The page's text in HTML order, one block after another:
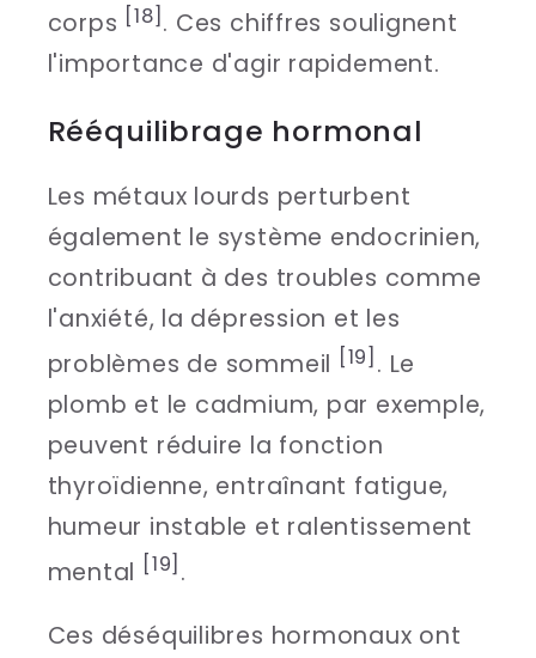
corps [18] . Ces chiffres soulignent
l'importance d'agir rapidement.
Rééquilibrage hormonal
Les métaux lourds perturbent
également le système endocrinien,
contribuant à des troubles comme
l'anxiété, la dépression et les
problèmes de sommeil [19] . Le
plomb et le cadmium, par exemple,
peuvent réduire la fonction
thyroïdienne, entraînant fatigue,
humeur instable et ralentissement
mental [19] .
Ces déséquilibres hormonaux ont